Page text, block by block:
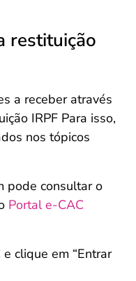
restituição
a receber através
IRPF Para isso,
nos tópicos
pode consultar o
Portal e-CAC
clique em “Entrar